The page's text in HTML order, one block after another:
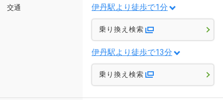
交通 伊丹駅より徒歩で1分
乗り換え検索
伊丹駅より徒歩で13分
乗り換え検索